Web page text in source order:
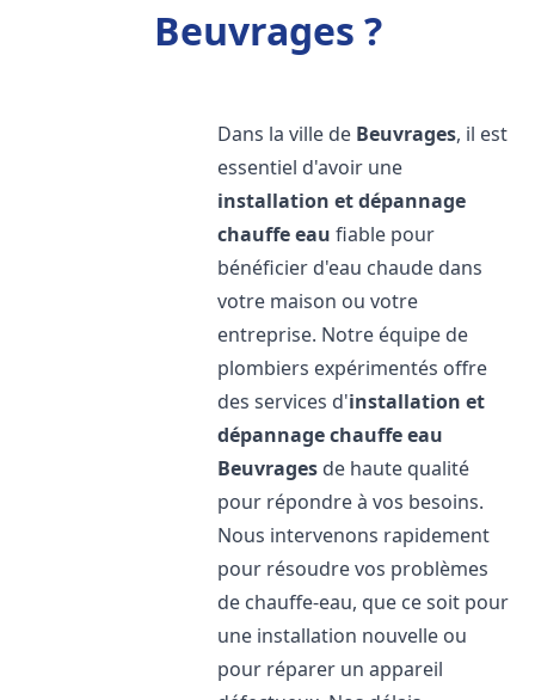
Beuvrages ?
Dans la ville de Beuvrages, il est
essentiel d'avoir une
installation et dépannage
chauffe eau fiable pour
bénéficier d'eau chaude dans
votre maison ou votre
entreprise. Notre équipe de
plombiers expérimentés offre
des services d'installation et
dépannage chauffe eau
Beuvrages de haute qualité
pour répondre à vos besoins.
Nous intervenons rapidement
pour résoudre vos problèmes
de chauffe-eau, que ce soit pour
une installation nouvelle ou
pour réparer un appareil